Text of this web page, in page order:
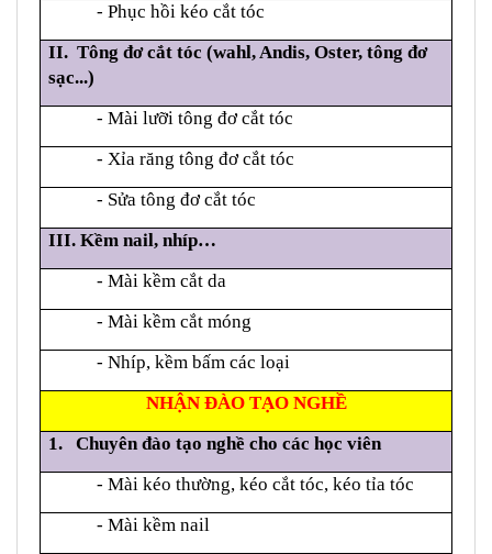
- Phục hồi kéo cắt tóc
II. Tông đơ cắt tóc (wahl, Andis, Oster, tông đơ
sạc...)
- Mài lưỡi tông đơ cắt tóc
- Xỉa răng tông đơ cắt tóc
- Sửa tông đơ cắt tóc
III. Kềm nail, nhíp…
- Mài kềm cắt da
- Mài kềm cắt móng
- Nhíp, kềm bấm các loại
NHẬN ĐÀO TẠO NGHỀ
1.Chuyên đào tạo nghề cho các học viên
- Mài kéo thường, kéo cắt tóc, kéo tỉa tóc
- Mài kềm nail